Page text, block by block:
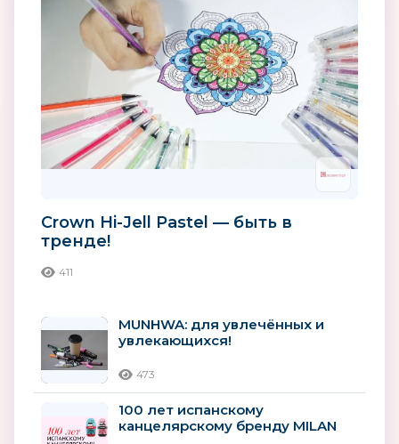
Crown Hi-Jell Pastel — быть в
тренде!
411
MUNHWA: для увлечённых и
увлекающихся!
473
100 лет испанскому
канцелярскому бренду MILAN